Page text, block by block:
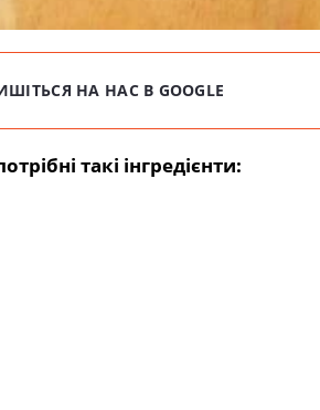
НА НАС В GOOGLE
такі інгредієнти: